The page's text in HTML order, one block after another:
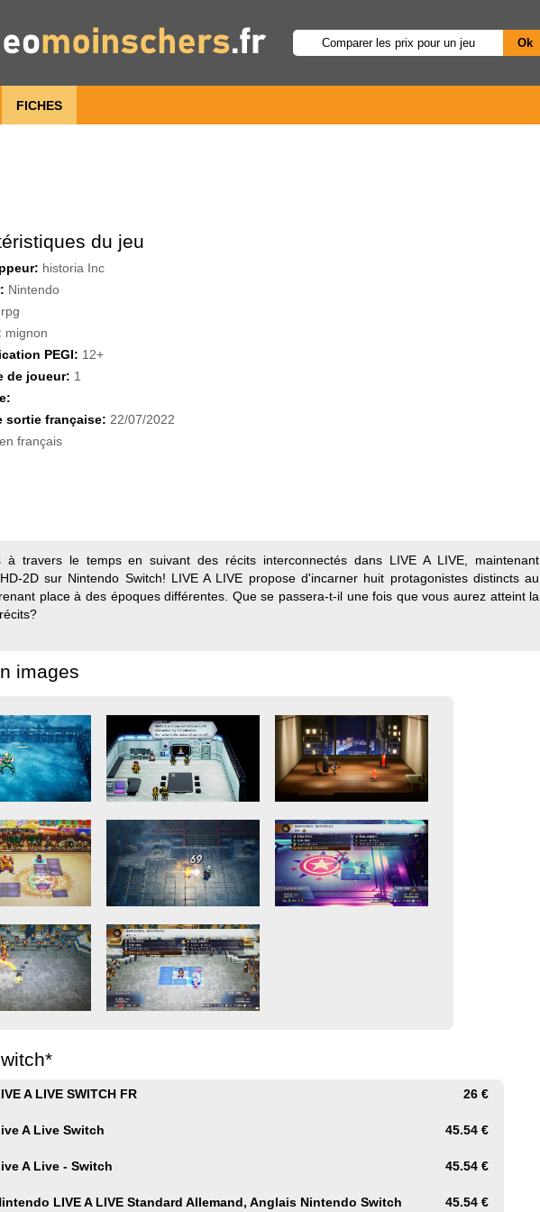
FICHES
du jeu
historia Inc
Nintendo
rpg
mignon
PEGI: 12+
de joueur: 1
sortie française: 22/07/2022
français
travers le temps en suivant des récits interconnectés dans LIVE A LIVE, maintenant
2D sur Nintendo Switch! LIVE A LIVE propose d'incarner huit protagonistes distincts au
place à des époques différentes. Que se passera-t-il une fois que vous aurez atteint la
images
A LIVE SWITCH FR 26 €
A Live Switch 45.54 €
A Live - Switch 45.54 €
LIVE A LIVE Standard Allemand, Anglais Nintendo Switch 45.54 €